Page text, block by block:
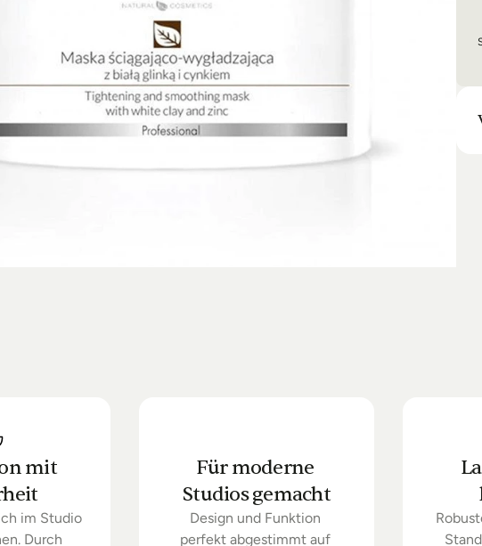
mit
im Studio
Durch
Für moderne
Studios gemacht
Design und Funktion
perfekt abgestimmt auf